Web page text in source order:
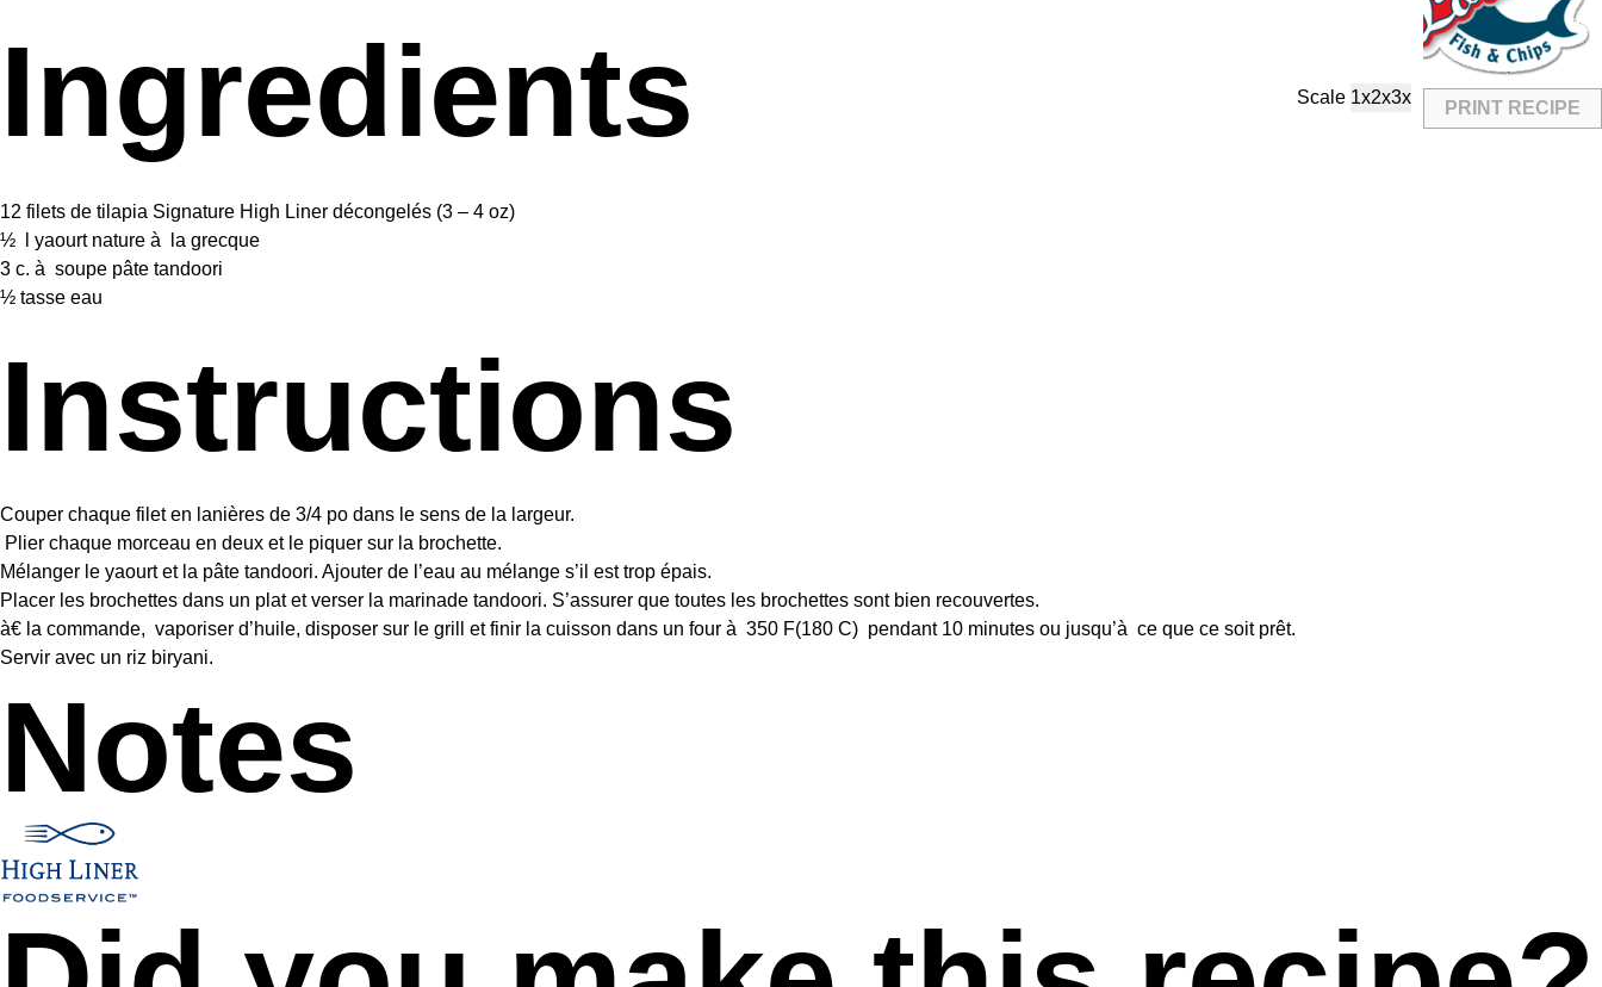
PRINT RECIPE
Ingredients Scale 1x2x3x
12 filets de tilapia Signature High Liner décongelés (3 – 4 oz)
½ l yaourt nature à la grecque
3 c. à soupe pâte tandoori
½ tasse eau
Instructions
Couper chaque filet en lanières de 3/4 po dans le sens de la largeur.
Plier chaque morceau en deux et le piquer sur la brochette.
Mélanger le yaourt et la pâte tandoori. Ajouter de l’eau au mélange s’il est trop épais.
Placer les brochettes dans un plat et verser la marinade tandoori. S’assurer que toutes les brochettes sont bien recouvertes.
à€ la commande, vaporiser d’huile, disposer sur le grill et finir la cuisson dans un four à 350 F(180 C) pendant 10 minutes ou jusqu’à ce que ce soit prêt.
Servir avec un riz biryani.
Notes